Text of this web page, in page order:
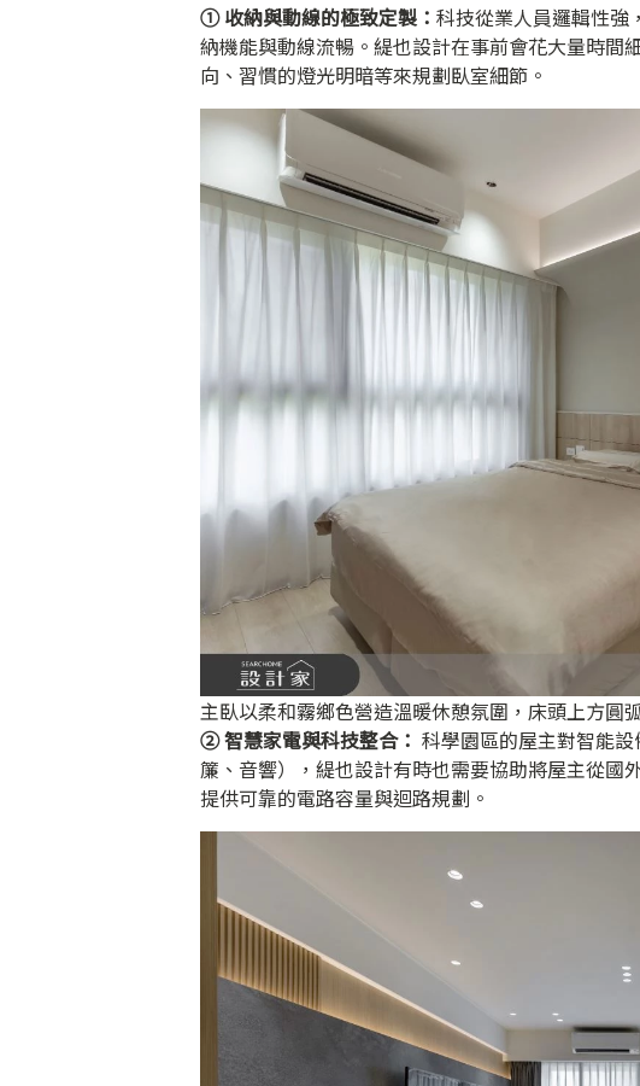
① 收納與動線的極致定製： 科技從業人員邏輯性強
納機能與動線流暢。緹也設計在事前會花大量時間
向、習慣的燈光明暗等來規劃臥室細節。
主臥以柔和霧鄉色營造溫暖休憩氛圍，床頭上方圓
② 智慧家電與科技整合： 科學園區的屋主對智能
簾、音響），緹也設計有時也需要協助將屋主從國
提供可靠的電路容量與迴路規劃。